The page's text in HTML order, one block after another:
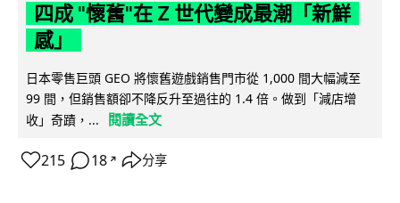
四成 "懷舊"在 Z 世代變成最潮「新鮮
感」
日本零售巨頭 GEO 將懷舊遊戲銷售門市從 1,000 間大幅減至
99 間，但銷售額卻不降反升至過往的 1.4 倍。做到「減店增
收」奇蹟，...
閱讀全文
215 18 ↗ 分享